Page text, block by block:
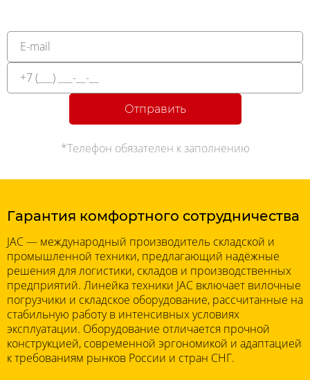
Отправить
*Телефон обязателен к заполнению
Гарантия комфортного сотрудничества
JAC — международный производитель складской и
промышленной техники, предлагающий надёжные
решения для логистики, складов и производственных
предприятий. Линейка техники JAC включает вилочные
погрузчики и складское оборудование, рассчитанные на
стабильную работу в интенсивных условиях
эксплуатации. Оборудование отличается прочной
конструкцией, современной эргономикой и адаптацией
к требованиям рынков России и стран СНГ.